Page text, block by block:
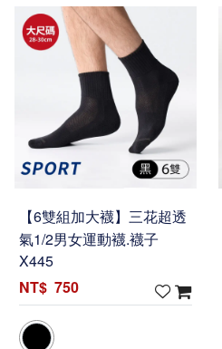
【6雙組加大襪】三花超透
氣1/2男女運動襪.襪子
X445
750